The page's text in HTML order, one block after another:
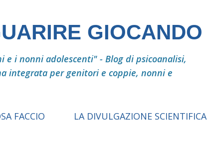
GIOCANDO
i nonni adolescenti" - Blog di psicoanalisi,
integrata per genitori e coppie, nonni e
FACCIO LA DIVULGAZIONE SCIENTIFICA